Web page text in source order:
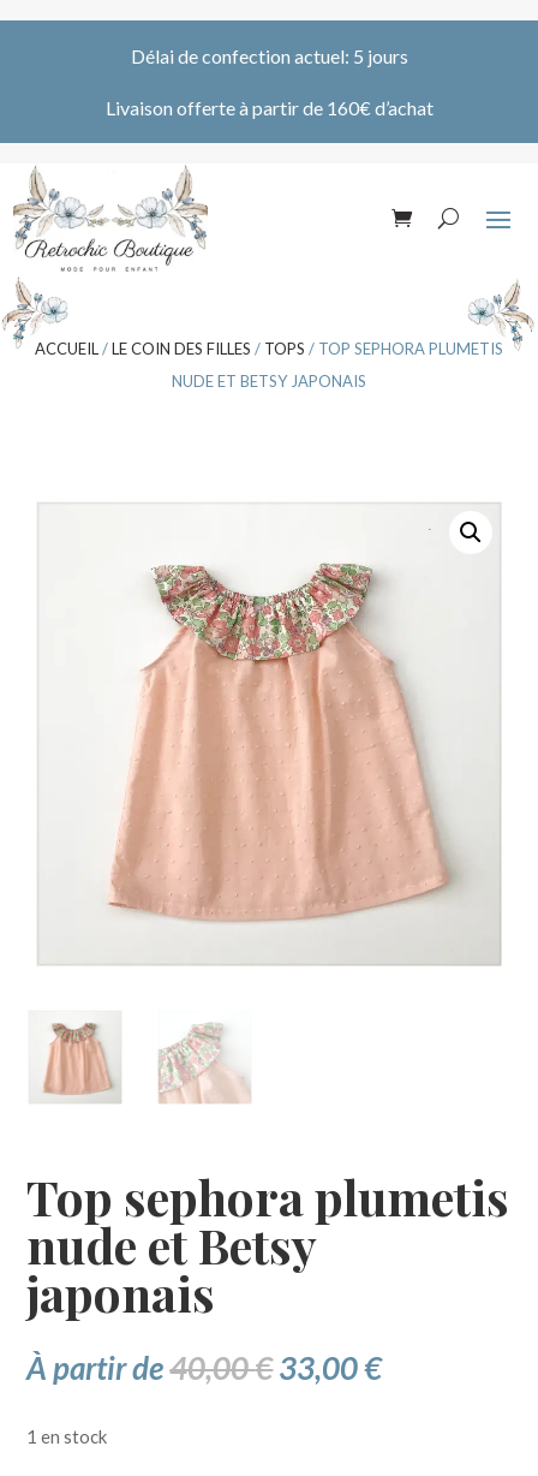
Délai de confection actuel: 5 jours
Livaison offerte à partir de 160€ d’achat
ACCUEIL /LE COIN DES FILLES / TOPS / TOP SEPHORA PLUMETIS
NUDE ET BETSY JAPONAIS
Top sephora plumetis
nude et Betsy
japonais
À partir de40,00€Le
33,00€Le
1 en stock